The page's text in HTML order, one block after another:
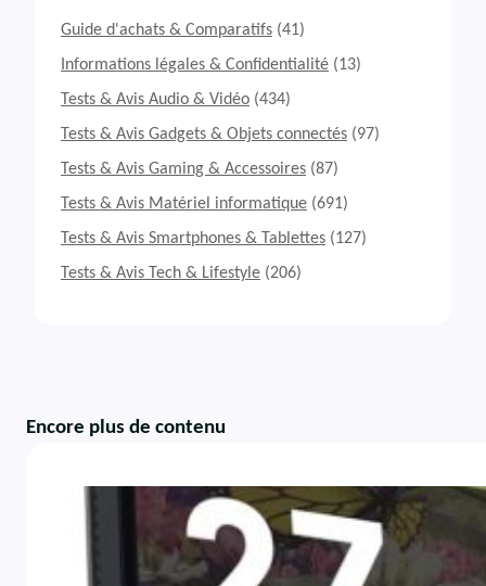
Guide d'achats & Comparatifs (41)
Informations légales & Confidentialité (13)
Tests & Avis Audio & Vidéo (434)
Tests & Avis Gadgets & Objets connectés (97)
Tests & Avis Gaming & Accessoires (87)
Tests & Avis Matériel informatique (691)
Tests & Avis Smartphones & Tablettes (127)
Tests & Avis Tech & Lifestyle (206)
Encore plus de contenu